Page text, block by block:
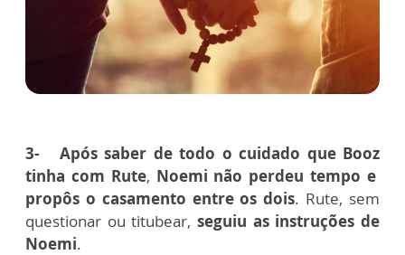
3-
Após saber de todo o cuidado que Booz
tinha com Rute, Noemi não perdeu tempo e
propôs o casamento entre os dois. Rute, sem
questionar ou titubear, seguiu as instruções de
Noemi.